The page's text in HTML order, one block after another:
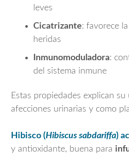
leves
Cicatrizante: favorece
heridas
Inmunomoduladora:
del sistema inmune
Estas propiedades explican
afecciones urinarias y como
Hibisco (Hibiscus sabdariffa)
y antioxidante, buena para